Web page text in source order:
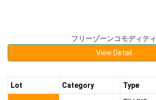
フリーゾーンコモディティ
View Detail
Lot Category Type